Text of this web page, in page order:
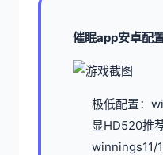
催眠app安卓配
​极低配置​：
显HD520推
winnings11/